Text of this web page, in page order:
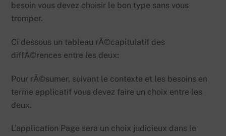
besoin vous devez choisir le bon type sans vous
tromper.
Ci dessous un tableau rÃ©capitulatif des
diffÃ©rences entre les deux:
Pour rÃ©sumer, suivant le contexte et les besoins en
terme applicatif vous devez faire un choix entre les
deux.
L’application Page sera un choix judicieux dans le